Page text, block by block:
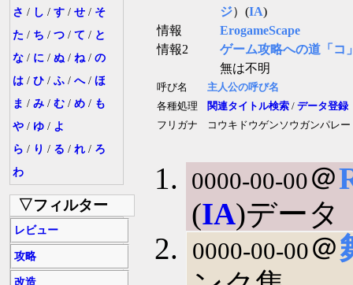
さ / し / す / せ / そ
た / ち / つ / て / と
な / に / ぬ / ね/ の
は / ひ / ふ / へ/ ほ
ま / み / む / め / も
や / ゆ / よ
ら / り / る / れ / ろ
わ
▽フィルター
レビュー
攻略
改造
ジ）(IA)
情報
ErogameScape
情報2
ゲーム攻略への道「コ
無は不明
呼び名
主人公の呼び名
各種処理
関連タイトル検索 / データ登録
フリガナ
コウキドウゲンソウガンパレ
0000-00-00＠
(IA)データ
0000-00-00＠